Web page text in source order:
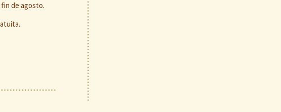
fin de agosto.